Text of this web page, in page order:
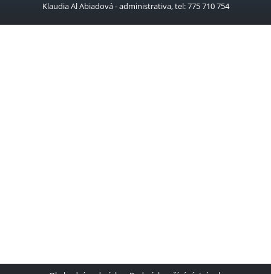
Lasery
Pásové brusky
Klaudia Al Abiadová - administrativa, tel: 775 710 754